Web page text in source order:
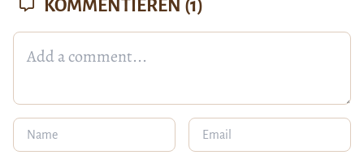
KOMMENTIEREN (1)